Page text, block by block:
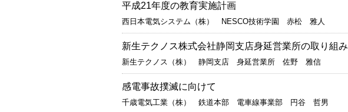
平成21年度の教育実施計画
西日本電気システム（株） NESCO技術学園 赤松 雅人
新生テクノス株式会社静岡支店身延営業所の取り組み
新生テクノス（株） 静岡支店 身延営業所 佐野 雅信
感電事故撲滅に向けて
千歳電気工業（株） 鉄道本部 電車線事業部 円谷 哲男